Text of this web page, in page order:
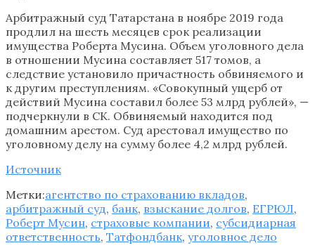
Арбитражный суд Татарстана в ноябре 2019 года
продлил на шесть месяцев срок реализации
имущества Роберта Мусина. Объем уголовного дела
в отношении Мусина составляет 517 томов, а
следствие установило причастность обвиняемого и
к другим преступлениям. «Совокупный ущерб от
действий Мусина составил более 53 млрд рублей», —
подчеркнули в СК. Обвиняемый находится под
домашним арестом. Суд арестовал имущество по
уголовному делу на сумму более 4,2 млрд рублей.
Источник
Метки:агентство по страхованию вкладов,
арбитражный суд, банк, взыскание долгов, ЕГРЮЛ,
Роберт Мусин, страховые компании, субсидиарная
ответственность, Татфондбанк, уголовное дело